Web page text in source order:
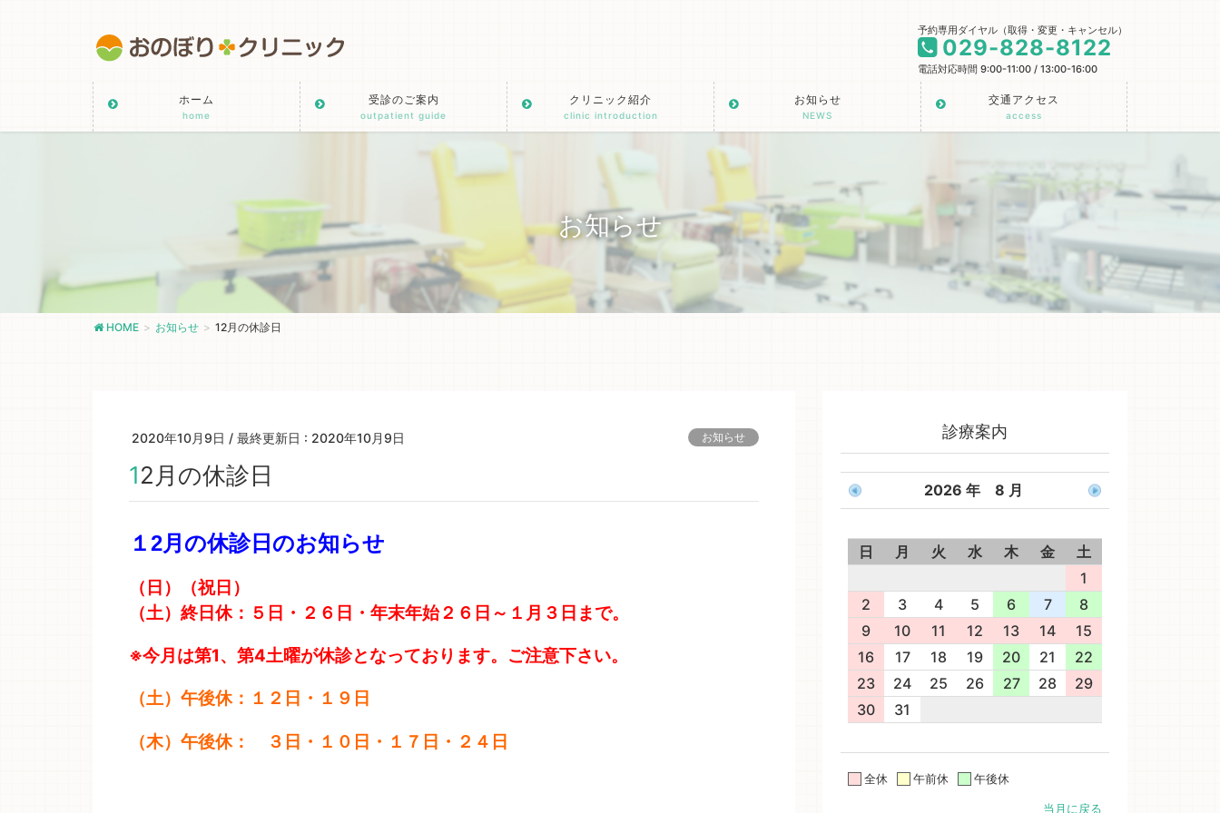
予約専用ダイヤル（取得・変更・キャンセル）
029-828-8122
電話対応時間 9:00-11:00 / 13:00-16:00
ホーム
home
受診のご案内
outpatient guide
クリニック紹介
clinic introduction
お知らせ
NEWS
交通アクセス
access
お知らせ
HOME お知らせ 12月の休診日
2020年10月9日 / 最終更新日 : 2020年10月9日 お知らせ
12月の休診日
１2月の休診日のお知らせ
（日）（祝日）
（土）終日休：５日・２６日・年末年始２６日～１月３日まで。
※今月は第1、第4土曜が休診となっております。ご注意下さい。
（土）午後休：１２日・１９日
（木）午後休： ３日・１０日・１７日・２４日
診療案内
2026 年 8 月
日 月 火 水 木 金
土
1
2
3 4 5 6 7
8
9
10 11 12 13 14
15
16
17 18 19 20 21
22
23
24 25 26 27 28
29
30
31
全休 午前休 午後休
当月に戻る